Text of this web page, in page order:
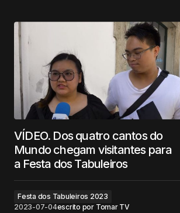
VÍDEO. Dos quatro cantos do
Mundo chegam visitantes para
a Festa dos Tabuleiros
Festa dos Tabuleiros 2023
2023-07-04escrito por Tomar TV